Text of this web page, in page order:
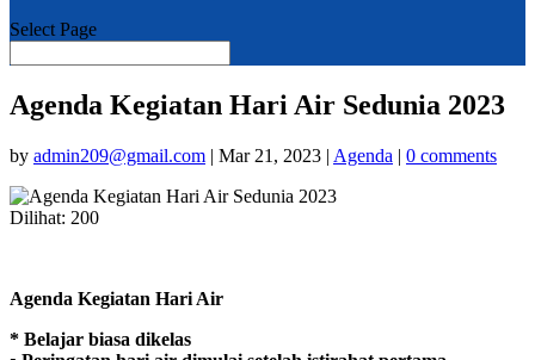
Select Page
Agenda Kegiatan Hari Air Sedunia 2023
by admin209@gmail.com | Mar 21, 2023 | Agenda | 0 comments
Dilihat: 200
Agenda Kegiatan Hari Air
* Belajar biasa dikelas